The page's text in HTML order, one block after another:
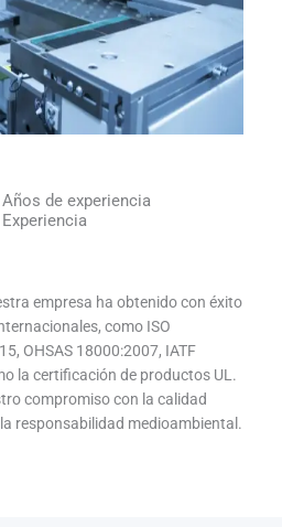
Años de experiencia
Experiencia
empresa ha obtenido con éxito
como ISO
OHSAS 18000:2007, IATF
la certificación de productos UL.
compromiso con la calidad
responsabilidad medioambiental.